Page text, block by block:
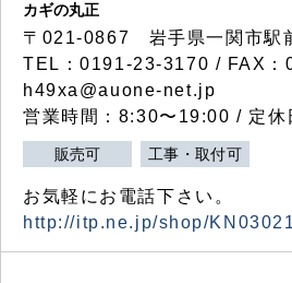
カギの丸正
〒021-0867 岩手県一関市駅
TEL：0191-23-3170 / FAX
h49xa@auone-net.jp
営業時間：8:30〜19:00 / 定休
販売可 工事・取付可
お気軽にお電話下さい。
http://itp.ne.jp/shop/